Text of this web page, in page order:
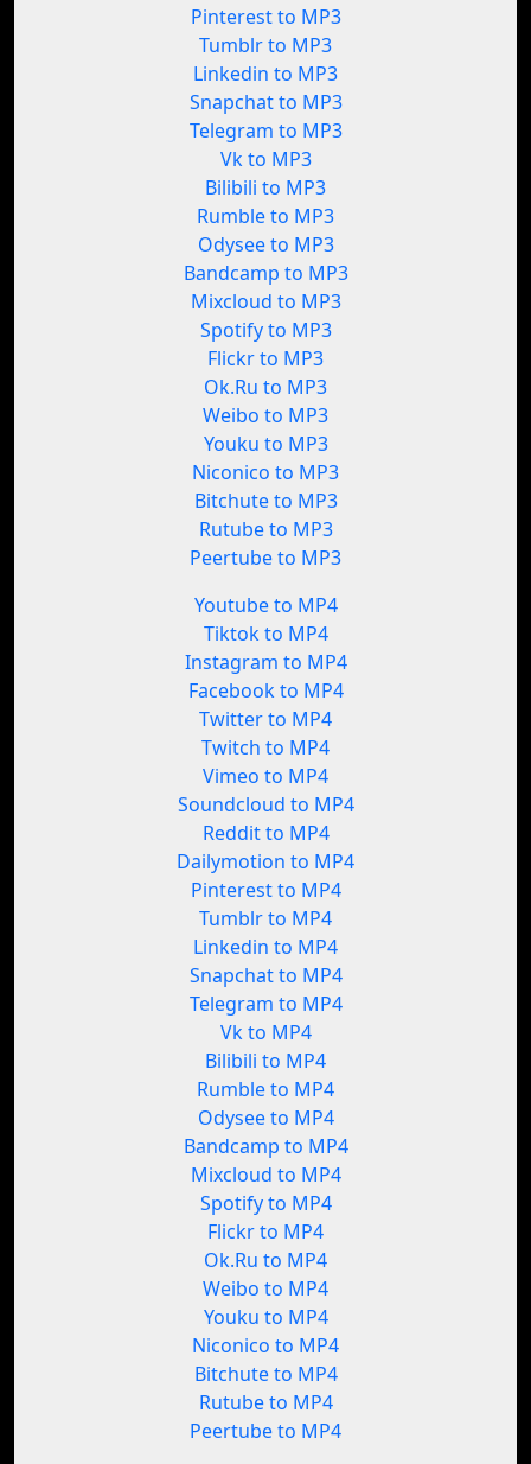
Pinterest to MP3
Tumblr to MP3
Linkedin to MP3
Snapchat to MP3
Telegram to MP3
Vk to MP3
Bilibili to MP3
Rumble to MP3
Odysee to MP3
Bandcamp to MP3
Mixcloud to MP3
Spotify to MP3
Flickr to MP3
Ok.Ru to MP3
Weibo to MP3
Youku to MP3
Niconico to MP3
Bitchute to MP3
Rutube to MP3
Peertube to MP3
Youtube to MP4
Tiktok to MP4
Instagram to MP4
Facebook to MP4
Twitter to MP4
Twitch to MP4
Vimeo to MP4
Soundcloud to MP4
Reddit to MP4
Dailymotion to MP4
Pinterest to MP4
Tumblr to MP4
Linkedin to MP4
Snapchat to MP4
Telegram to MP4
Vk to MP4
Bilibili to MP4
Rumble to MP4
Odysee to MP4
Bandcamp to MP4
Mixcloud to MP4
Spotify to MP4
Flickr to MP4
Ok.Ru to MP4
Weibo to MP4
Youku to MP4
Niconico to MP4
Bitchute to MP4
Rutube to MP4
Peertube to MP4